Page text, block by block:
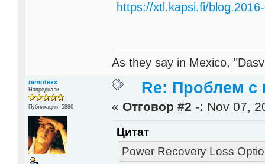
https://xtl.kapsi.fi/
As they say in Mexico,
remotexx
Напреднали
Публикации: 5886
Re: Проблем с
« Отговор #2 -: Nov 07,
Цитат
Power Recovery Loss